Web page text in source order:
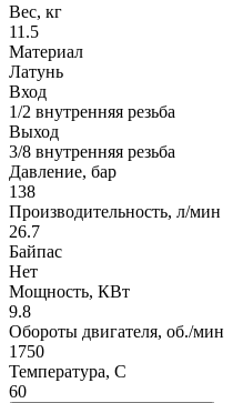
Вес, кг
11.5
Материал
Латунь
Вход
1/2 внутренняя резьба
Выход
3/8 внутренняя резьба
Давление, бар
138
Производительность, л/мин
26.7
Байпас
Нет
Мощность, КВт
9.8
Обороты двигателя, об./мин
1750
Температура, C
60